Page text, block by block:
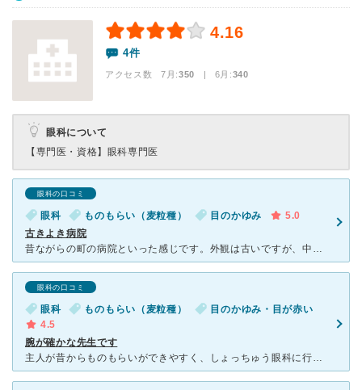
4.16
4件
アクセス数 7月:350 | 6月:340
眼科について
【専門医・資格】 眼科専門医
眼科の口コミ
眼科 ものもらい（麦粒種） 目のかゆみ
5.0
古きよき病院
昔ながらの町の病院といった感じです。外観は古いですが、中は清潔感ありきれいです。コンタクト外来のときはとても混んでいるのですが、その他平日のときはとても空いている時間もあります。受付～診察～会計のトー
眼科の口コミ
眼科 ものもらい（麦粒種）
目のかゆみ・目が赤い
4.5
腕が確かな先生です
主人が昔からものもらいができやすく、しょっちゅう眼科に行かないといけないタイプの人なのですが、家から近い眼科があまり評判がよくないので、弘前だとこちらが有名だと聞き通い始めました。 建物は普通ですが